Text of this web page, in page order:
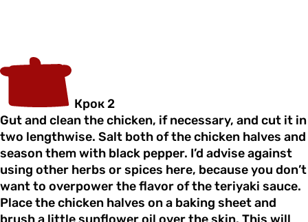
Крок 2
Gut and clean the chicken, if necessary, and cut it in
two lengthwise. Salt both of the chicken halves and
season them with black pepper. I’d advise against
using other herbs or spices here, because you don’t
want to overpower the flavor of the teriyaki sauce.
Place the chicken halves on a baking sheet and